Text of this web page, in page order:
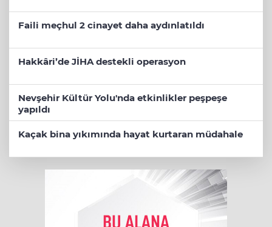
Faili meçhul 2 cinayet daha aydınlatıldı
Hakkâri’de JİHA destekli operasyon
Nevşehir Kültür Yolu'nda etkinlikler peşpeşe
yapıldı
Kaçak bina yıkımında hayat kurtaran müdahale